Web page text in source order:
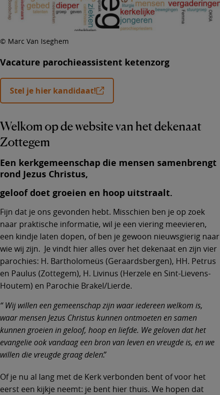
© Marc Van Iseghem
Vacature parochieassistent ketenzorg
Stel je hier kandidaat!
Welkom op de website van het dekenaat
Zottegem
Een kerkgemeenschap die mensen samenbrengt
rond Jezus Christus,
geloof doet groeien en hoop uitstraalt.
Fijn dat je ons gevonden hebt. Misschien ben je op zoek
naar praktische informatie, wil je een viering meevieren,
een kindje laten dopen, of ben je gewoon nieuwsgierig naar
wie wij zijn. Je vindt hier alles over het dekenaat en zijn vier
parochies: H. Bartholomeüs (Geraardsbergen), HH. Petrus
en Paulus (Zottegem), H. Livinus (Herzele en Sint-Lievens-
Houtem) en Parochie Brakel/Lierde.
Wij willen een gemeenschap zijn waar iedereen welkom is,
waar mensen Jezus Christus kunnen ontmoeten en samen
kunnen groeien in geloof, hoop en liefde. We geloven dat het
evangelie ook vandaag een bron van leven en vreugde is, en we
willen die vreugde graag delen.
Of je nu al lang met de Kerk verbonden bent of voor het
eerst een kijkje neemt: je bent hier thuis. We hopen dat